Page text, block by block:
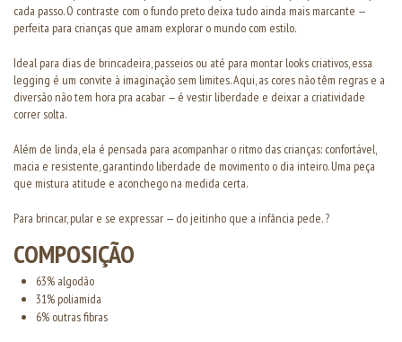
cada passo. O contraste com o fundo preto deixa tudo ainda mais marcante —
perfeita para crianças que amam explorar o mundo com estilo.
Ideal para dias de brincadeira, passeios ou até para montar looks criativos, essa
legging é um convite à imaginação sem limites. Aqui, as cores não têm regras e a
diversão não tem hora pra acabar — é vestir liberdade e deixar a criatividade
correr solta.
Além de linda, ela é pensada para acompanhar o ritmo das crianças: confortável,
macia e resistente, garantindo liberdade de movimento o dia inteiro. Uma peça
que mistura atitude e aconchego na medida certa.
Para brincar, pular e se expressar — do jeitinho que a infância pede. ?
COMPOSIÇÃO
63% algodão
31% poliamida
6% outras fibras